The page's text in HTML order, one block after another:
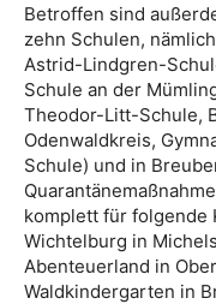
Betroffen sind
zehn Schulen,
Astrid-Lindgren-
Schule an der
Theodor-Litt-Schule,
Odenwaldkreis,
Schule) und in
komplett für folgende
Wichtelburg in
Abenteuerland in
Waldkindergarten in